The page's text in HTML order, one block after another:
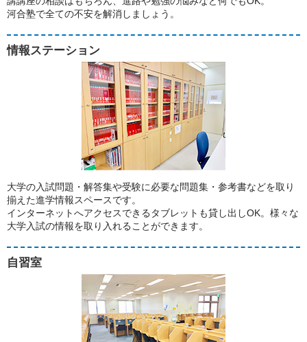
河合塾で全ての不安を解消しましょう。
情報ステーション
大学の入試問題・解答集や受験に必要な問題集・参考書などを取り
揃えた進学情報スペースです。
インターネットへアクセスできるタブレットも貸し出しOK。様々な
大学入試の情報を取り入れることができます。
自習室